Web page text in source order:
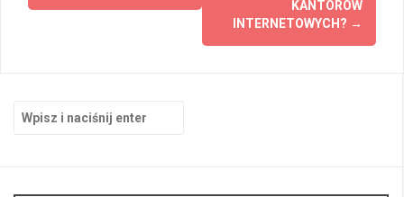
KANTORÓW
INTERNETOWYCH? →
Szukaj: